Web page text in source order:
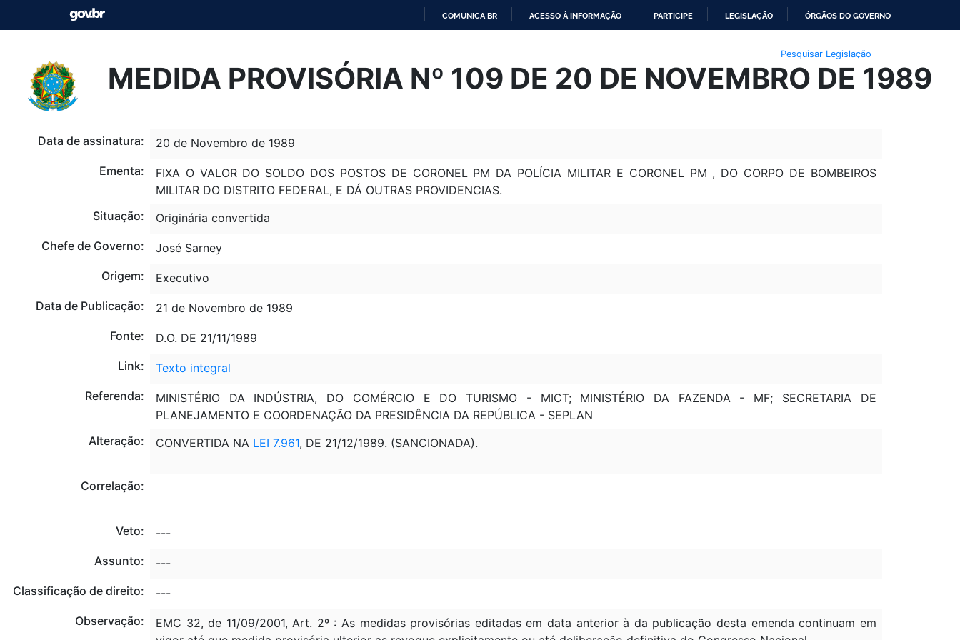
O
CONTEÚDO
COMUNICA BR ACESSO À INFORMAÇÃO PARTICIPE LEGISLAÇÃO ÓRGÃOS DO GOVERNO
Pesquisar Legislação
MEDIDA PROVISÓRIA Nº 109 DE 20 DE NOVEMBRO DE 1989
Data de assinatura:
20 de Novembro de 1989
Ementa:
FIXA O VALOR DO SOLDO DOS POSTOS DE CORONEL PM DA POLÍCIA MILITAR E CORONEL PM , DO CORPO DE BOMBEIROS
MILITAR DO DISTRITO FEDERAL, E DÁ OUTRAS PROVIDENCIAS.
Situação:
Originária convertida
Chefe de Governo:
José Sarney
Origem:
Executivo
Data de Publicação:
21 de Novembro de 1989
Fonte:
D.O. DE 21/11/1989
Link:
Texto integral
Referenda:
MINISTÉRIO DA INDÚSTRIA, DO COMÉRCIO E DO TURISMO - MICT; MINISTÉRIO DA FAZENDA - MF; SECRETARIA DE
PLANEJAMENTO E COORDENAÇÃO DA PRESIDÊNCIA DA REPÚBLICA - SEPLAN
Alteração:
CONVERTIDA NA LEI 7.961, DE 21/12/1989. (SANCIONADA).
Correlação:
Veto:
---
Assunto:
---
Classificação de direito:
---
Observação:
EMC 32, de 11/09/2001, Art. 2º : As medidas provisórias editadas em data anterior à da publicação desta emenda continuam em